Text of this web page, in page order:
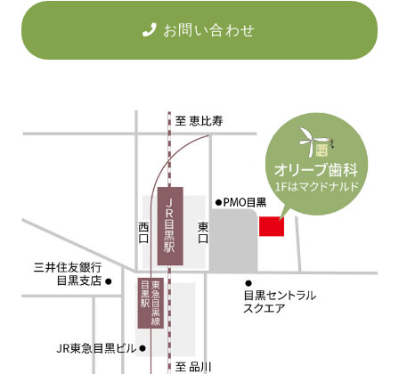
お問い合わせ